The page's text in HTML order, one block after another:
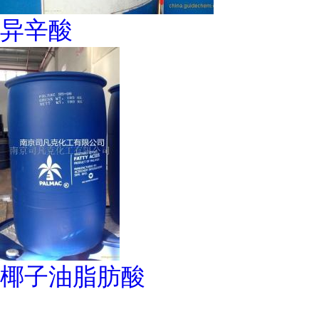
异辛酸
椰子油脂肪酸